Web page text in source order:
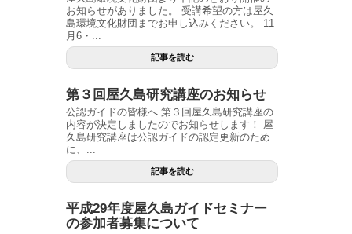
お知らせがありました。 受講希望の方は屋久
島環境文化財団までお申し込みください。 11
月6・...
記事を読む
第３回屋久島研究講座のお知らせ
公認ガイドの皆様へ 第３回屋久島研究講座の
内容が決定しましたのでお知らせします！ 屋
久島研究講座は公認ガイドの認定更新のため
に、...
記事を読む
平成29年度屋久島ガイドセミナー
の参加者募集について